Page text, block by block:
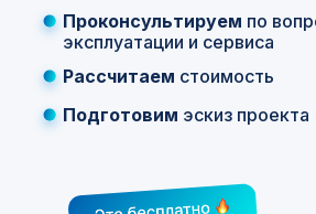
Проконсультируем по
эксплуатации и сервиса
Рассчитаем стоимость
Подготовим эскиз проекта